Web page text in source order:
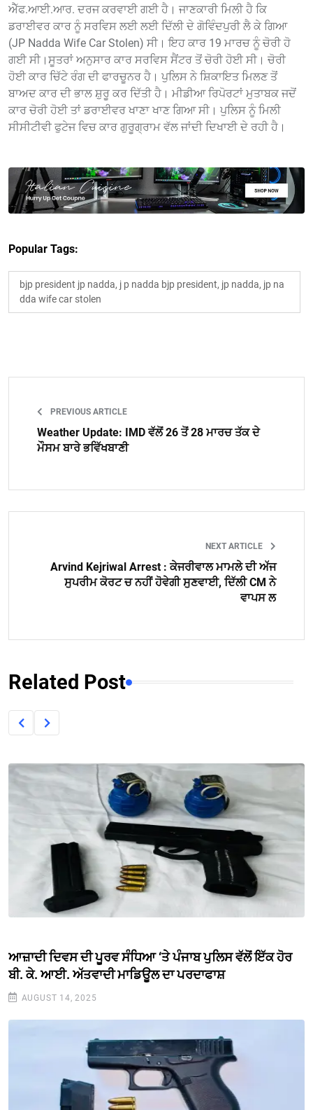
ਐੱਫ.ਆਈ.ਆਰ. ਦਰਜ ਕਰਵਾਈ ਗਈ ਹੈ। ਜਾਣਕਾਰੀ ਮਿਲੀ ਹੈ ਕਿ
ਡਰਾਈਵਰ ਕਾਰ ਨੂੰ ਸਰਵਿਸ ਲਈ ਲਈ ਦਿੱਲੀ ਦੇ ਗੋਵਿੰਦਪੁਰੀ ਲੈ ਕੇ ਗਿਆ
(JP Nadda Wife Car Stolen) ਸੀ। ਇਹ ਕਾਰ 19 ਮਾਰਚ ਨੂੰ ਚੋਰੀ ਹੋ
ਗਈ ਸੀ।ਸੂਤਰਾਂ ਅਨੁਸਾਰ ਕਾਰ ਸਰਵਿਸ ਸੈਂਟਰ ਤੋਂ ਚੋਰੀ ਹੋਈ ਸੀ। ਚੋਰੀ
ਹੋਈ ਕਾਰ ਚਿੱਟੇ ਰੰਗ ਦੀ ਫਾਰਚੂਨਰ ਹੈ। ਪੁਲਿਸ ਨੇ ਸ਼ਿਕਾਇਤ ਮਿਲਣ ਤੋਂ
ਬਾਅਦ ਕਾਰ ਦੀ ਭਾਲ ਸ਼ੁਰੂ ਕਰ ਦਿੱਤੀ ਹੈ। ਮੀਡੀਆ ਰਿਪੋਰਟਾਂ ਮੁਤਾਬਕ ਜਦੋਂ
ਕਾਰ ਚੋਰੀ ਹੋਈ ਤਾਂ ਡਰਾਈਵਰ ਖਾਣਾ ਖਾਣ ਗਿਆ ਸੀ। ਪੁਲਿਸ ਨੂੰ ਮਿਲੀ
ਸੀਸੀਟੀਵੀ ਫੁਟੇਜ ਵਿਚ ਕਾਰ ਗੁਰੂਗ੍ਰਾਮ ਵੱਲ ਜਾਂਦੀ ਦਿਖਾਈ ਦੇ ਰਹੀ ਹੈ।
Popular Tags:
bjp president jp nadda, j p nadda bjp president, jp nadda, jp na
dda wife car stolen
PREVIOUS ARTICLE
Weather Update: IMD ਵੱਲੋਂ 26 ਤੋਂ 28 ਮਾਰਚ ਤੱਕ ਦੇ
ਮੌਸਮ ਬਾਰੇ ਭਵਿੱਖਬਾਣੀ
NEXT ARTICLE
Arvind Kejriwal Arrest : ਕੇਜਰੀਵਾਲ ਮਾਮਲੇ ਦੀ ਅੱਜ
ਸੁਪਰੀਮ ਕੋਰਟ ਚ ਨਹੀਂ ਹੋਵੇਗੀ ਸੁਣਵਾਈ, ਦਿੱਲੀ CM ਨੇ
ਵਾਪਸ ਲ
Related Post
ਆਜ਼ਾਦੀ ਦਿਵਸ ਦੀ ਪੂਰਵ ਸੰਧਿਆ ‘ਤੇ ਪੰਜਾਬ ਪੁਲਿਸ ਵੱਲੋਂ ਇੱਕ ਹੋਰ
ਬੀ. ਕੇ. ਆਈ. ਅੱਤਵਾਦੀ ਮਾਡਿਊਲ ਦਾ ਪਰਦਾਫਾਸ਼
AUGUST 14, 2025